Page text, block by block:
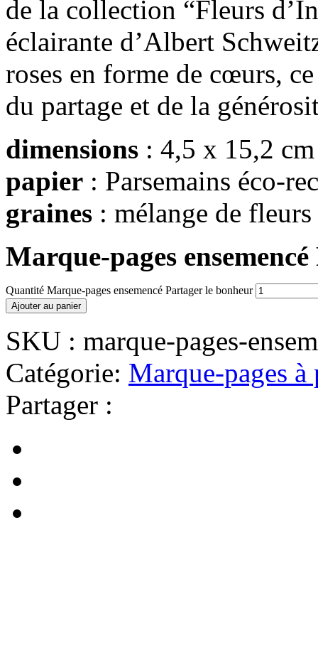
de la collection “Fleurs
éclairante d’Albert
roses en forme de cœurs,
du partage et de la
dimensions : 4,5 x 15,2 cm
papier : Parsemains éco-
graines : mélange de
Marque-pages
Quantité Marque-pages ensemencé Partager le bonheur
Ajouter au panier
SKU : marque-pages-
Catégorie: Marque-pages à
Partager :